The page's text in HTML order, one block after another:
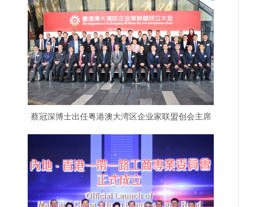
蔡冠深博士出任粤港澳大湾区企业家联盟创会主席